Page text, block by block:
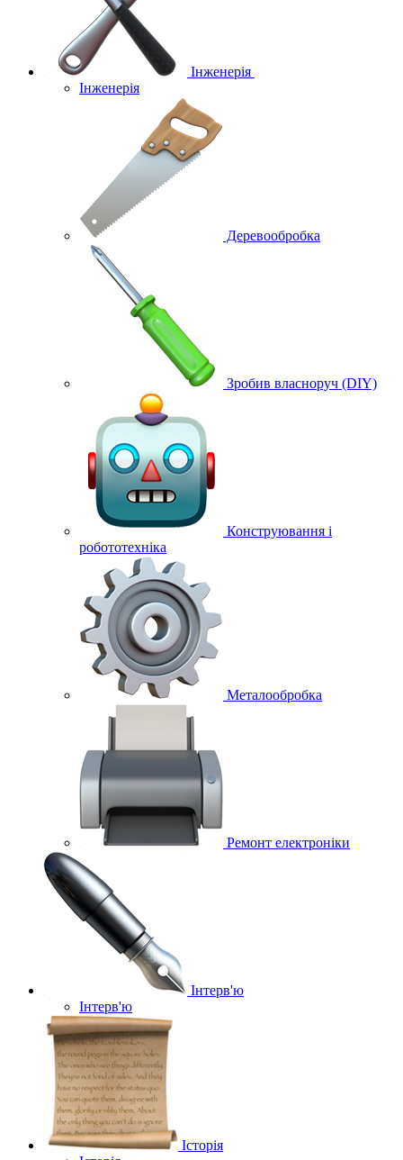
Інженерія
Інженерія
Деревообробка
Зробив власноруч (DIY)
Конструювання і
робототехніка
Металообробка
Ремонт електроніки
Інтерв'ю
Інтерв'ю
Історія